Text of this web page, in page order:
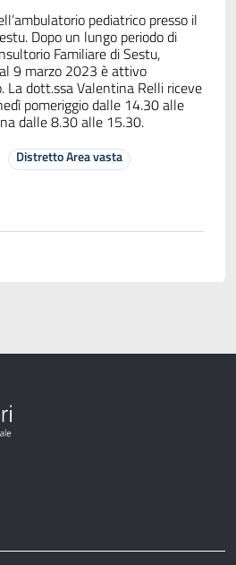
pediatrico presso il
Dopo un lungo periodo di
Familiare di Sestu,
9 marzo 2023 è attivo
La dott.ssa Valentina Relli riceve
pomeriggio dalle 14.30 alle
dalle 8.30 alle 15.30.
Distretto Area vasta